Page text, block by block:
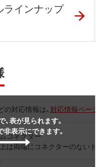
ラインナップ
表が見られます。
表示にできます。
の対応情報は、 対応情報ページ
コネクター
は両端にコネクターのないド